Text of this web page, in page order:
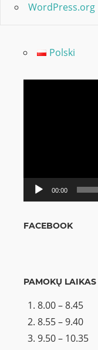
WordPress.org
Polski
00:00
FACEBOOK
PAMOKŲ LAIKAS
8.00 – 8.45
8.55 – 9.40
9.50 – 10.35